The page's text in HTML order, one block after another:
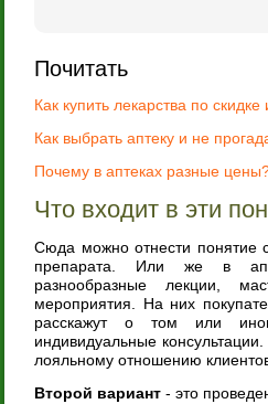
Почитать
Как купить лекарства по
Как выбрать аптеку и не
Почему в аптеках разные
Что входит в эти
Сюда можно отнести понятие
препарата. Или же в
разнообразные лекции,
мероприятия. На них
расскажут о том или
индивидуальные
лояльному отношению
Второй вариант - это